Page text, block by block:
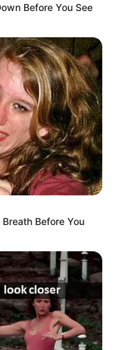
ξέρουν ότι η
με...
της Covid
Before You See
Before You